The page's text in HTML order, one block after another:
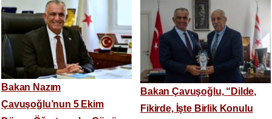
Bakan Nazım
Çavuşoğlu’nun 5 Ekim
Bakan Çavuşoğlu, “Dilde,
Fikirde, İşte Birlik Konulu